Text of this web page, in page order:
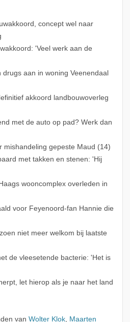
concept wel naar
'Veel werk aan de
aan in woning Veenendaal
akkoord landbouwoverleg
met de auto op pad? Werk dan
mishandeling gepeste Maud (14)
met takken en stenen: 'Hij
wooncomplex overleden in
voor Feyenoord-fan Hannie die
niet meer welkom bij laatste
de vleesetende bacterie: 'Het is
let hierop als je naar het land
van Wolter Klok, Maarten